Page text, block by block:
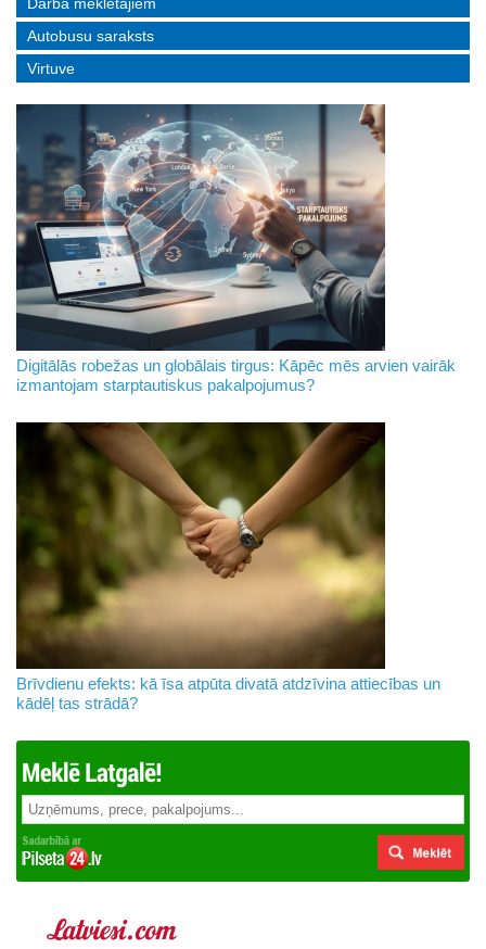
Autobusu saraksts
Virtuve
Digitālās robežas un globālais tirgus: Kāpēc mēs arvien vairāk
izmantojam starptautiskus pakalpojumus?
Brīvdienu efekts: kā īsa atpūta divatā atdzīvina attiecības un
kādēļ tas strādā?